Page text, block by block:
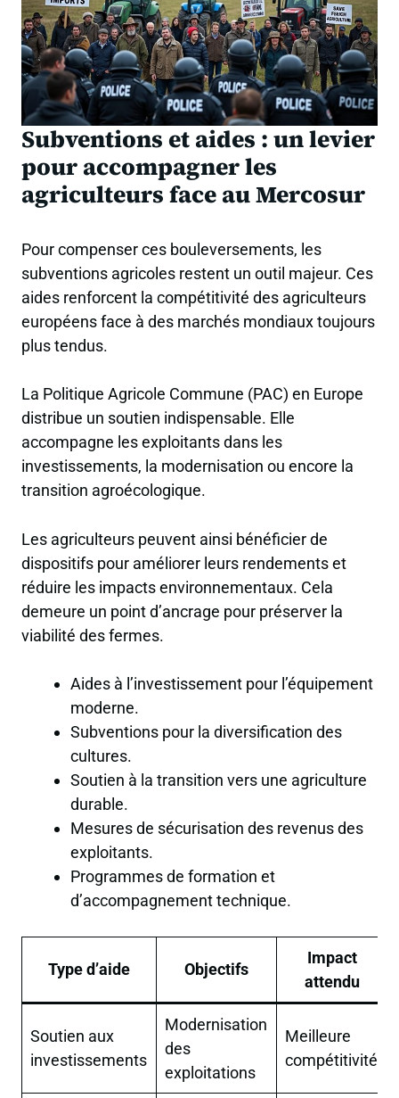
Subventions et aides : un levier
pour accompagner les
agriculteurs face au Mercosur
Pour compenser ces bouleversements, les
subventions agricoles restent un outil majeur. Ces
aides renforcent la compétitivité des agriculteurs
européens face à des marchés mondiaux toujours
plus tendus.
La Politique Agricole Commune (PAC) en Europe
distribue un soutien indispensable. Elle
accompagne les exploitants dans les
investissements, la modernisation ou encore la
transition agroécologique.
Les agriculteurs peuvent ainsi bénéficier de
dispositifs pour améliorer leurs rendements et
réduire les impacts environnementaux. Cela
demeure un point d’ancrage pour préserver la
viabilité des fermes.
Aides à l’investissement pour l’équipement
moderne.
Subventions pour la diversification des
cultures.
Soutien à la transition vers une agriculture
durable.
Mesures de sécurisation des revenus des
exploitants.
Programmes de formation et
d’accompagnement technique.
Type d’aide Objectifs
Impact
attendu
Soutien aux
investissements
Modernisation
des
exploitations
Meilleure
compétitivité